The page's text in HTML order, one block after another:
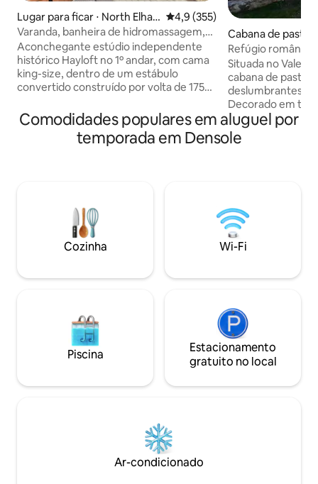
Lugar para ficar ⋅ North Elha
m
4,9 de uma avaliação média de
4,9 (355)
Varanda, banheira de hidromassagem,
café da manhã leve rápido, agora sem
taxa de serviço
Aconchegante estúdio independente
histórico Hayloft no 1º andar, com cama
king-size, dentro de um estábulo
convertido construído por volta de 1750,
tranquilo Vale de Elham. Jardim
privativo; uso exclusivo da banheira de
hidromassagem. Chuveiro
pessoal, café da manhã leve. Parte de
uma casa de família. Check-in na caixa
de chaves a partir das 15h. A poucos
minutos do King's Arms (Kent Pub do
do micro pub Blue Silo. Céus escuros
Cabana de pastor
Refúgio
hidromassagem e
Situada no Vale
cabana de pastor
deslumbrantes e
Decorado em
Ball com tecidos
uma cama macia
lareira a lenha,
pôr do sol
uma paisagem
simpáticas
raça Valais
Comodidades populares em aluguel por
temporada em Densole
Cozinha Wi-Fi
Piscina
Estacionamento
gratuito no local
Ar-condicionado